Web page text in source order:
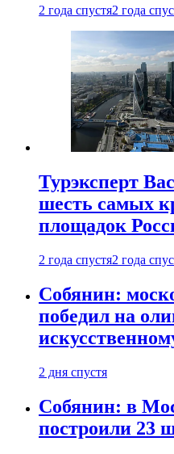
2 года спустя2 года
Турэксперт
шесть самых
площадок
2 года спустя2 года
Собянин:
победил на
2 дня спустя
Собянин: в
построили 23